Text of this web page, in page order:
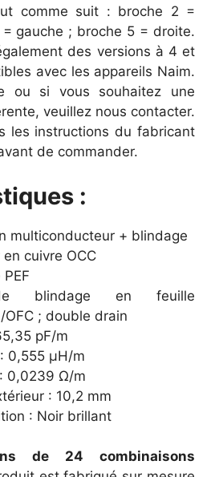
comme suit : broche 2 =
gauche ; broche 5 = droite.
des versions à 4 et
avec les appareils Naim.
ou si vous souhaitez une
veuillez nous contacter.
les instructions du fabricant
de commander.
:
multiconducteur + blindage
cuivre OCC
blindage en feuille
OFC ; double drain
pF/m
0,555 µH/m
0,0239 Ω/m
: 10,2 mm
: Noir brillant
de 24 combinaisons